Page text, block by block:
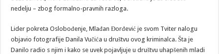
nedelju – zbog formalno-pravnih razloga.
Lider pokreta Oslobođenje, Mlađan Đorđević je svom Tviter nalogu
objavio fotografije Danila Vučića u društvu ovog kriminalca. Šta je
Danilo radio s njim i kako se uvek pojavljuje u društvu uhapšenih mladi